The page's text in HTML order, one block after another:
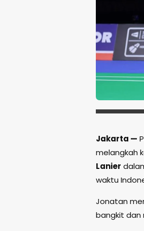
Jakarta —
melangkah
Lanier
waktu
Jonatan
bangkit dan